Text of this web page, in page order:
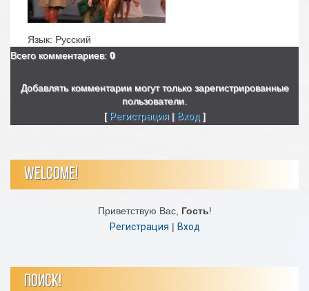
Язык: Русский
Всего комментариев: 0
Добавлять комментарии могут только зарегистрированные
пользователи.
[ Регистрация| Вход ]
WELCOME!
Приветствую Вас, Гость!
Регистрация | Вход
ПОИСК!